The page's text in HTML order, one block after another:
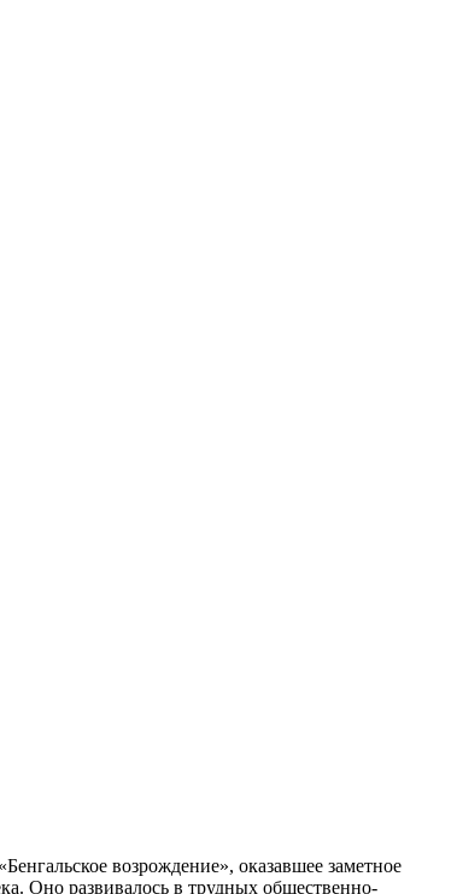
возрождение», оказавшее заметное
Оно развивалось в трудных общественно-